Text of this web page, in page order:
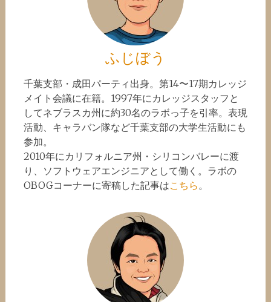
ふじぼう
千葉支部・成田パーティ出身。第14〜17期カレッジ
メイト会議に在籍。1997年にカレッジスタッフと
してネブラスカ州に約30名のラボっ子を引率。表現
活動、キャラバン隊など千葉支部の大学生活動にも
参加。
2010年にカリフォルニア州・シリコンバレーに渡
り、ソフトウェアエンジニアとして働く。ラボの
OBOGコーナーに寄稿した記事はこちら。